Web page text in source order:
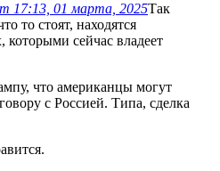
17:13, 01 марта, 2025Так
то стоят, находятся
которыми сейчас владеет
что американцы могут
с Россией. Типа, сделка